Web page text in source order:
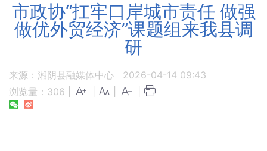
市政协“扛牢口岸城市责任 做强
做优外贸经济”课题组来我县调
研
来源：湘阴县融媒体中心
2026-04-14 09:43
浏览量： 306